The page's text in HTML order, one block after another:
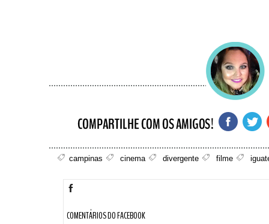
campinas cinema divergente filme
COMENTÁRIOS DO FACEBOOK